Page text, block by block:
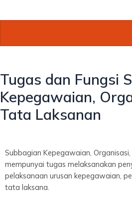
Tugas dan Fungsi
Kepegawaian,
Tata Laksanan
Subbagian Kepegawaian,
mempunyai tugas melaksanakan
pelaksanaan urusan kepegawaian,
tata laksana.